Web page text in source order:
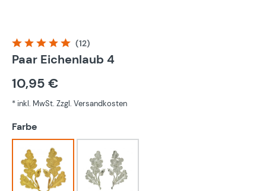
Durchschnittliche Bewertung von 5 von 5 Sternen
(12)
Paar Eichenlaub 4
10,95 €
* inkl. MwSt. Zzgl. Versandkosten
Farbe
gold silber